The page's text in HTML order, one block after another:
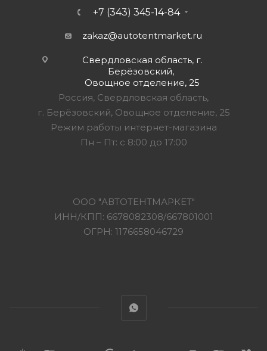
+7 (343) 345-14-84
zakaz@autotentmarket.ru
Свердловская область, г.
Берёзовский,
Овощное отделение, 25
Россия, Свердловская область,
г. Берёзовский, Овощное отделение, 25
Режим работы интернет-магазина
Пн – Пт: с 8:00 до 17:00
ООО "АВТОТЕНТМАРКЕТ"
ИНН/КПП: 6678082308/667801001
ОГРН: 1176658046729